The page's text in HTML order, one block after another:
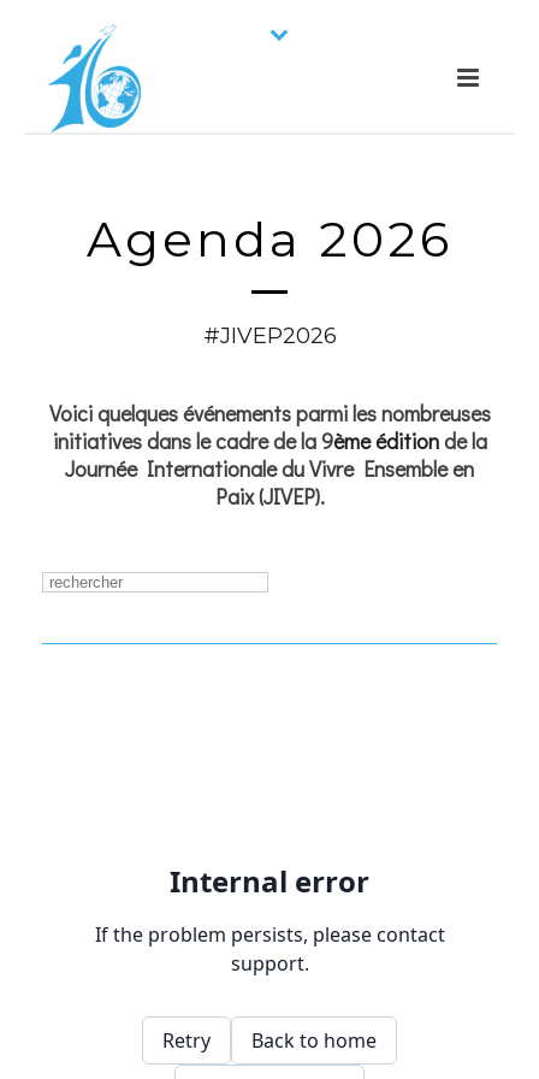
Agenda 2026
#JIVEP2026
Voici quelques événements parmi les nombreuses
initiatives dans le cadre de la 9ème éditionde la
Journée Internationale du Vivre Ensemble en
Paix (JIVEP).